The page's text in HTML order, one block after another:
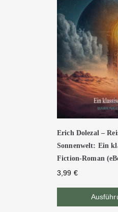
Erich Dolezal –
Sonnenwelt: Ein
Fiction-Roman
3,99 €